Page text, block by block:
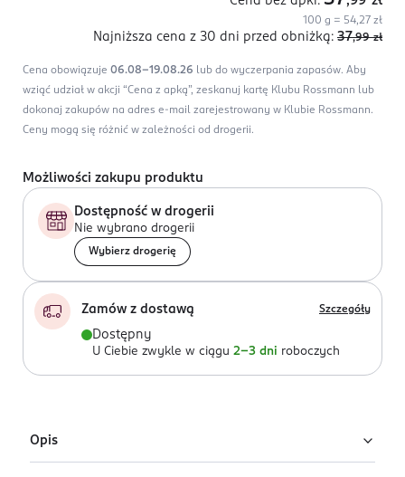
100 g = 54,27 zł
Najniższa cena z 30 dni przed obniżką: 37,99 zł
Cena obowiązuje 06.08-19.08.26 lub do wyczerpania zapasów. Aby
wziąć udział w akcji “Cena z apką”, zeskanuj kartę Klubu Rossmann lub
dokonaj zakupów na adres e-mail zarejestrowany w Klubie Rossmann.
Ceny mogą się różnić w zależności od drogerii.
Możliwości zakupu produktu
Dostępność w drogerii
Nie wybrano drogerii
Wybierz drogerię
Zamów z dostawą Szczegóły
Dostępny
U Ciebie zwykle w ciągu 2-3 dni roboczych
Opis